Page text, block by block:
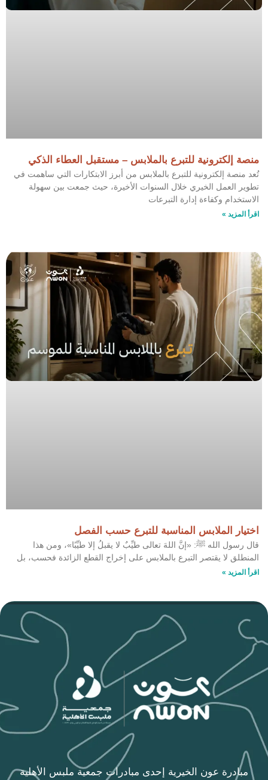
منصة إلكترونية للتبرع بالملابس – مستقبل العطاء الذكي
تُعد منصة إلكترونية للتبرع بالملابس من أبرز الابتكارات التي ساهمت في
تطوير العمل الخيري خلال السنوات الأخيرة، حيث جمعت بين سهولة
الاستخدام وكفاءة إدارة التبرعات
اقرأ المزيد »
اختيار الملابس المناسبة للتبرع حسب الفصل
قال رسول الله ﷺ: «إنَّ اللهَ تعالى طيِّبٌ لا يقبلُ إلا طيِّبًا»، ومن هذا
المنطلق لا يقتصر التبرع بالملابس على إخراج القطع الزائدة فحسب، بل
اقرأ المزيد »
مبادرة عون الخيرية إحدى مبادرات جمعية ملبس الأهلية